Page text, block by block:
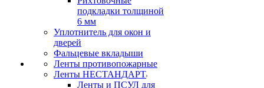
подкладки толщиной
6 мм
Уплотнитель для окон и
дверей
Фальцевые вкладыши
Ленты противопожарные
Ленты НЕСТАНДАРТ
Ленты и ПСУЛ для